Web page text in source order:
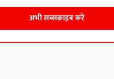
अभी सब्सक्राइब करें